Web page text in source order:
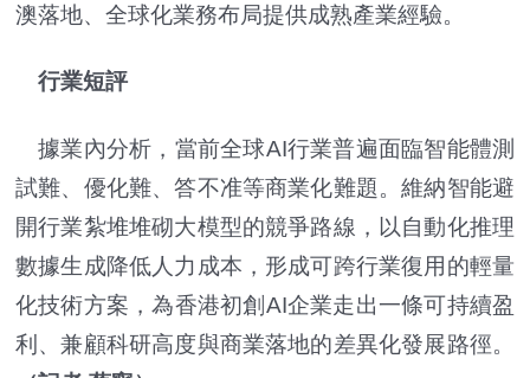
澳落地、全球化業務布局提供成熟產業經驗。
行業短評
據業內分析，當前全球AI行業普遍面臨智能體測
試難、優化難、答不准等商業化難題。維納智能避
開行業紮堆堆砌大模型的競爭路線，以自動化推理
數據生成降低人力成本，形成可跨行業復用的輕量
化技術方案，為香港初創AI企業走出一條可持續盈
利、兼顧科研高度與商業落地的差異化發展路徑。